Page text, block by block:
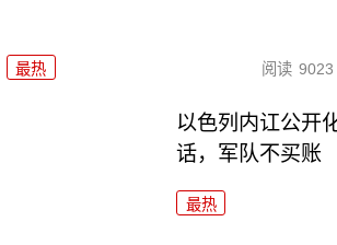
最热 阅读 9023
以色列内讧公开
话，军队不买账
最热